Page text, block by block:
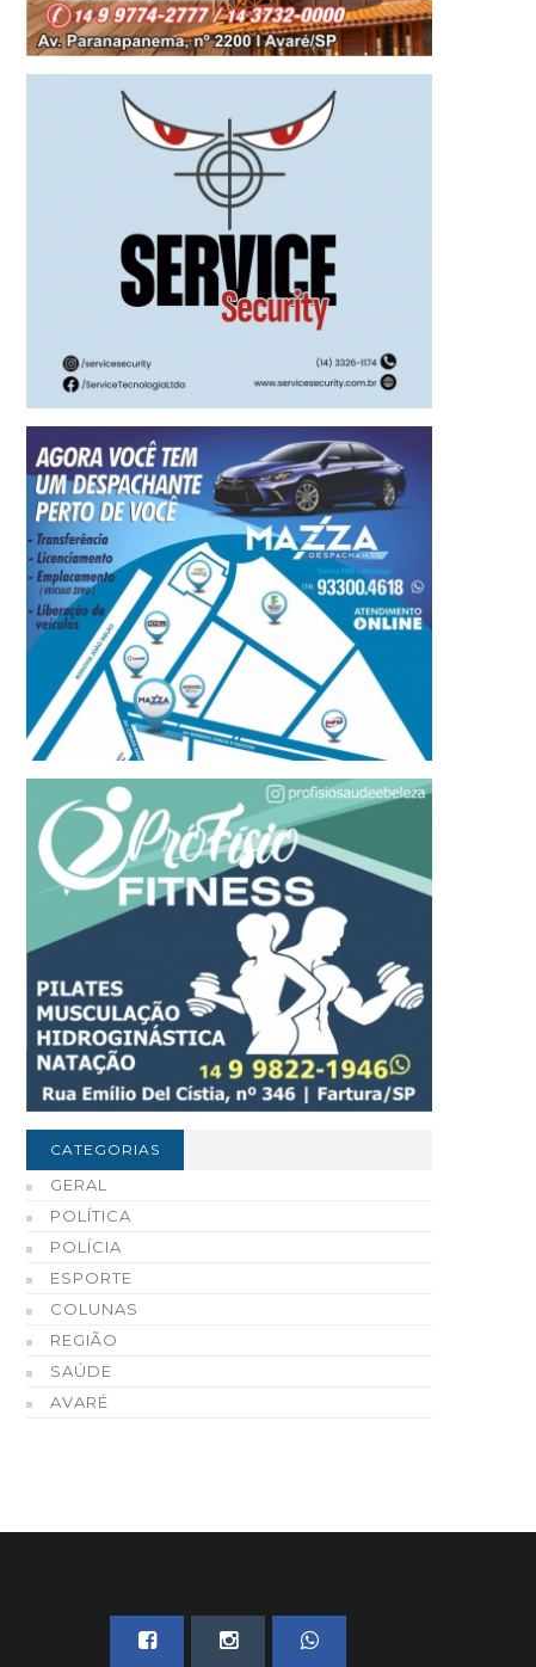
Prefeito Roberval de Oliveira
e Governo de São Paulo
em Tejupá
07 DE AGOSTO, 2026
Tradição, tecnologia e
CATEGORIAS
GERAL
POLÍTICA
POLÍCIA
ESPORTE
COLUNAS
REGIÃO
SAÚDE
AVARÉ